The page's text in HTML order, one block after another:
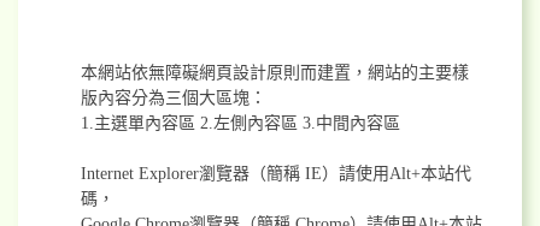
本網站依無障礙網頁設計原則而建置，網站的主要樣
版內容分為三個大區塊：
1.主選單內容區 2.左側內容區 3.中間內容區
Internet Explorer瀏覽器（簡稱 IE）請使用Alt+本站代
碼，